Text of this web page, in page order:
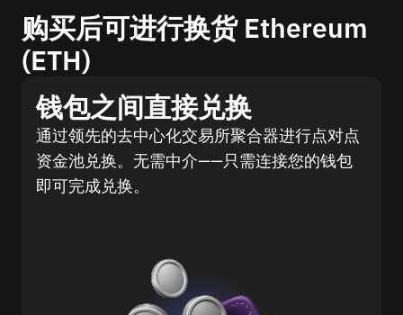
购买后可进行换货 Ethereum
(ETH)
钱包之间直接兑换
通过领先的去中心化交易所聚合器进行点对点
资金池兑换。无需中介——只需连接您的钱包
即可完成兑换。